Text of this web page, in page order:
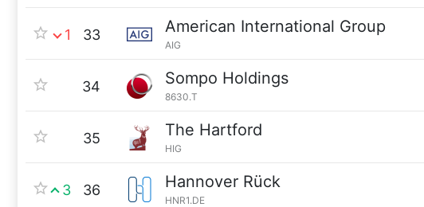
1 33 American International Group
AIG
34 Sompo Holdings
8630.T
35 The Hartford
HIG
3 36 Hannover Rück
HNR1.DE